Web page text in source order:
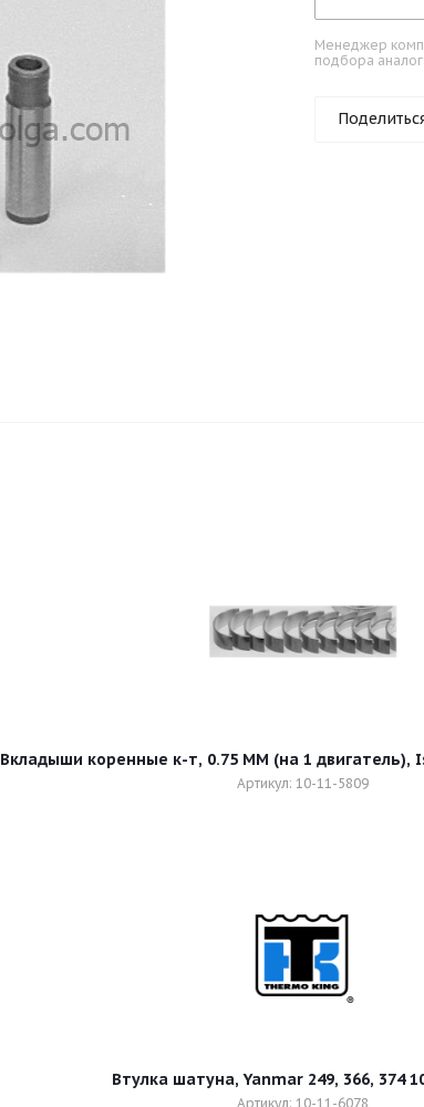
Менеджер
подбора
Вкладыши коренные к-т, 0.75 MM (на 1 двигатель),
Артикул: 10-11-5809
Втулка шатуна, Yanmar 249, 366, 374
Артикул: 10-11-6078